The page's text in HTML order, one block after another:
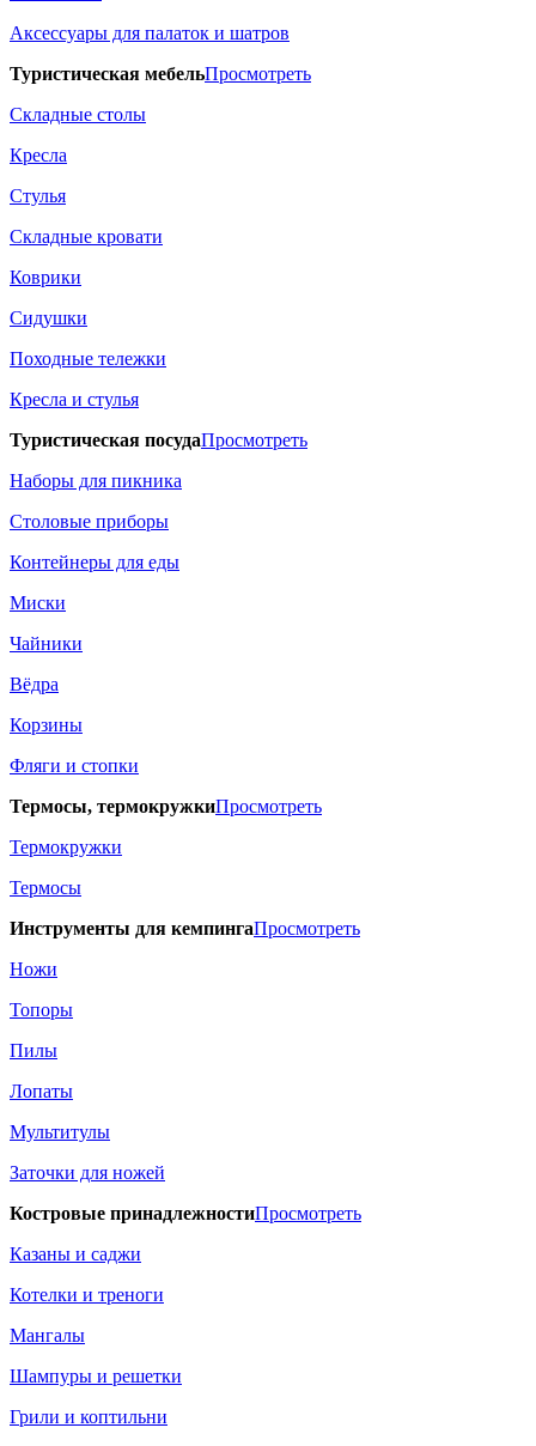
Аксессуары для палаток и шатров
Туристическая мебельПросмотреть
Складные столы
Кресла
Стулья
Складные кровати
Коврики
Сидушки
Походные тележки
Кресла и стулья
Туристическая посудаПросмотреть
Наборы для пикника
Столовые приборы
Контейнеры для еды
Миски
Чайники
Вёдра
Корзины
Фляги и стопки
Термосы, термокружкиПросмотреть
Термокружки
Термосы
Инструменты для кемпингаПросмотреть
Ножи
Топоры
Пилы
Лопаты
Мультитулы
Заточки для ножей
Костровые принадлежностиПросмотреть
Казаны и саджи
Котелки и треноги
Мангалы
Шампуры и решетки
Грили и коптильни